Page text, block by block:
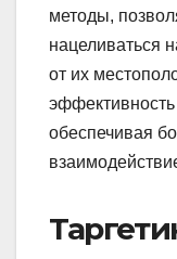
методы,
нацеливаться
от их
обеспечивая